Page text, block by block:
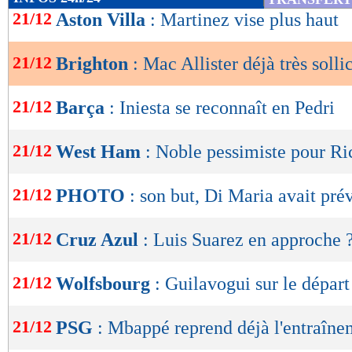
de
OK
21/12 Aston Villa : Martinez vise plus haut
21/12 Brighton : Mac Allister déjà très
21/12 Barça : Iniesta se reconnaît en Pedri
21/12 West Ham : Noble pessimiste pour
21/12 PHOTO : son but, Di Maria avait
21/12 Cruz Azul : Luis Suarez en approche
21/12 Wolfsbourg : Guilavogui sur le départ
21/12 PSG : Mbappé reprend déjà